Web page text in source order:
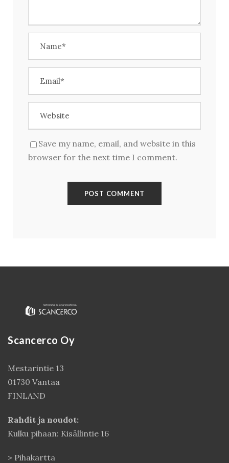
Save my name, email, and website in this
browser for the next time I comment.
Scancerco Oy
Mestarintie 13
01730 Vantaa
FINLAND
Rahdit ja noudot:
Kulku pihaan: Kisällintie 16
> Pihakartta
Kirjaudu